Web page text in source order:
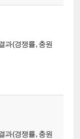
과(경쟁률, 충원
과(경쟁률, 충원